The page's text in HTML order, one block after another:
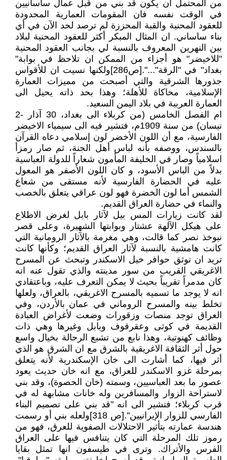
من المحتمل ان يكون قد بني من قبل عمال ساسانيين
في الوقت نفسه فان المقومات العمارية المحدودة
للعقود المحنية والقبة المحززة لم ترصد لحد الآن في أي
بناء ساساني. ان المثال المبكر أكثر للعقود المحنية لبلاد
بين النهرين المعروف بالنسبة لي بجانب العقود المحنية
"للاخيضر" هو أجزاء من الممكن ان تلاحظ في بوابة"
بغداد" في "الرقة"...".[ص286]ولكنها نسيت ان للأقواس
جذورها الشرقية والتي أصبحت من مميزات العمارة
الإسلامية، محاكاة للأهلة؛ وهذا بحد ذاته يحيل الى
العمارة العربية في بلاد اليمن السعيد.
ام الفصل الخامس (من كربلاء الى بغداد، 30 آذار -2
نيسان) من سنة 1909م، فتشير فيه الى سيمياء الاخيضر
الفارسية، مع أن اللون الأخضر لون إسلامي دعاه القرآن
بالسندس، ووصفه بأنه لباس أهل الجنة، ثم صار رمزأ
اسلامياً وصار في الخليفة المأمون شعاراً للدولة العباسية
بدلاً من الباس الأسود، و كان اللون الأصفر هو المعول
عليه في الحضارة الفارسية لأنه مستقى من شعاع
الشمس أما لون الخضرة فهو لون عراقي يتعلق بالخصب
والنماء في حضارة العراق القديم.
لقد كانت زيارات المس بيل لآثار بابل لغرض الاطلاع
على هيكل الآلهة عشتار وبوابتها الشهيرة، وعلى قصر
نبوخذ نصر كما قالت، وهي مغرمة بالآثار الرومانية التي
كانت هامشية بالنسبة لآثار العراق القديم؛ وكأنها كانت
تريد ان توثق حوافر خيل الاسكندر وتبحث عن المسرح
الاغريقي القريب من سور مدينته والذي تقول عنه انه
كان مدمراً تقريباً بحيث لا يمكن التعرف عليه، وباعتقادي
انه لا يوجد ما تسميه بالمسرح الاغريقي، بالعراق، ولعلها
تخلط بينه والمسرح الروماني في عمان بالأردن، وفي
العراق توجد منصات وزقورات وضعت لأغراض العبادة
القديمة في كوثى وعقرقوف وبابل وغيرها وهي ذات
وظائف كهنوتية، وهذا نابع من تشبع الرحالة بخيال واسع
حول أثر الثقافة الاغريقية بالشرق مع ان الشرق هو الذي
أثر فيها، كما أشارت الى خان الإسكندرية لأنه يتعلق
بمرحلة غزو الاسكندر للعراق، مع انه خان حديث يعود
عصور ما بعد العباسيين، وسمته (خان الحصوة)، وقد بني
لاستراحة الزوار والمسافرين وله خانات مشابهة له في
قرب كربلاء؛ فتشير الى انه "قد بني على تصميم البناء
الفارسي للزوار الإيرانيين".[ص 318]ولعله بني أو رسمت
هندسة عمارته بتأثير الاحتلالات الصفوية للعرق، فهو من
رموز تلك المرحلة التي كان يتنافس فيها على العراق
الفرس والأتراك. وترى في طيسفون انها تمثل بقايا